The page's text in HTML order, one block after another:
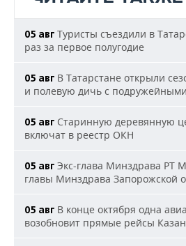
05 авг Туристы съездили в
раз за первое полугодие
05 авг В Татарстане открыли
и полевую дичь с
05 авг Старинную деревянную
включат в реестр ОКН
05 авг Экс-глава Минздрава РТ
главы Минздрава Запорожской
05 авг В конце октября одна
возобновит прямые рейсы